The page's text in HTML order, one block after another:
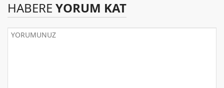
HABERE YORUM KAT